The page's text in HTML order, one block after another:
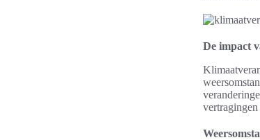
De impact